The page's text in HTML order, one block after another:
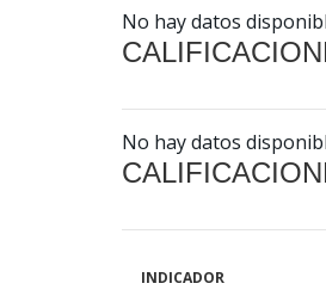
No hay datos
No hay datos
INDICADOR